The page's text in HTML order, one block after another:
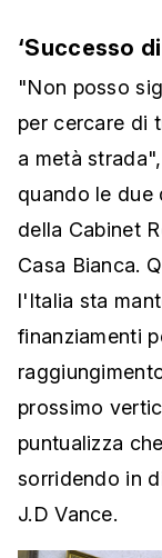
‘Successo
"Non posso
per cercare di
a metà
quando le due
della Cabinet
Casa Bianca.
l'Italia sta
finanziamenti
prossimo
puntualizza
sorridendo in
J.D Vance.